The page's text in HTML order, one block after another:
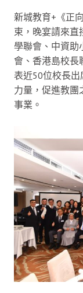
新城教育+《正
束，晚宴請來直
學聯會、中資助
會、香港島校長
表近50位校長
力量，促進教團
事業。